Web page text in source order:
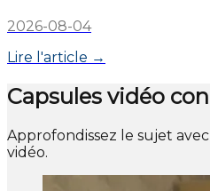
2026-08-04
Lire l'article →
Capsules vidéo
Approfondissez le sujet
vidéo.